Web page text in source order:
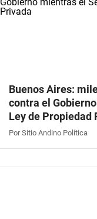
Buenos Aires:
contra el
Ley de Propiedad
Por Sitio Andino Política